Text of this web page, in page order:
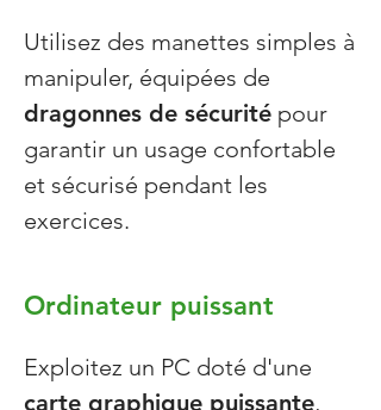
Utilisez des manettes simples à
manipuler, équipées de
dragonnes de sécurité pour
garantir un usage confortable
et sécurisé pendant les
exercices.
Ordinateur puissant
Exploitez un PC doté d'une
carte graphique puissante,